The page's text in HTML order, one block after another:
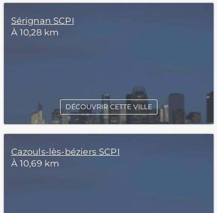
Sérignan SCPI
À 10,28 km
DÉCOUVRIR CETTE VILLE
Cazouls-lès-béziers SCPI
À 10,69 km